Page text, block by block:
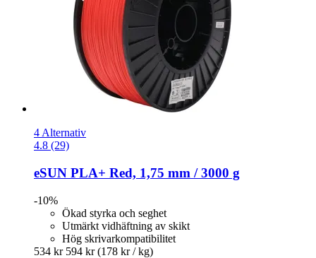
4 Alternativ
4.8 (29)
eSUN PLA+ Red, 1,75 mm / 3000 g
-10%
Ökad styrka och seghet
Utmärkt vidhäftning av skikt
Hög skrivarkompatibilitet
534 kr 594 kr (178 kr / kg)